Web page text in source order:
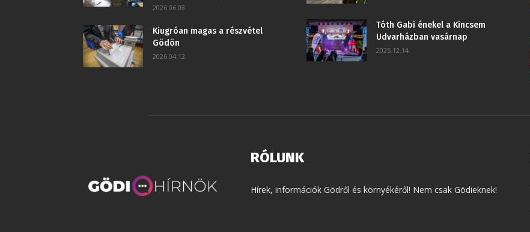
2026.06.08.
Kiugróan magas a részvétel
Gödön
2026.04.12.
Tóth Gabi énekel a Kincsem
Udvarházban vasárnap
2025.12.14.
RÓLUNK
Hírek, információk Gödről és környékéről! Nem csak Gödieknek!